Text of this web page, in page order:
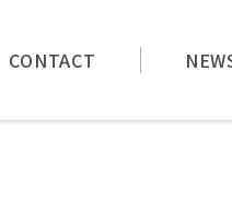
CONTACT